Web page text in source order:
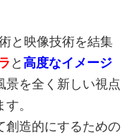
と映像技術を結集
と高度なイメージ
景を全く新しい視点
。
創造的にするための